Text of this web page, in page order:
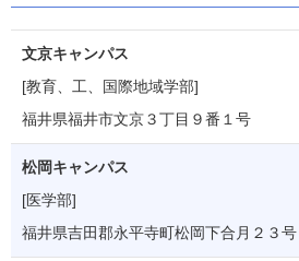
文京キャンパス
[教育、工、国際地域学部]
福井県福井市文京３丁目９番１号
松岡キャンパス
[医学部]
福井県吉田郡永平寺町松岡下合月２３